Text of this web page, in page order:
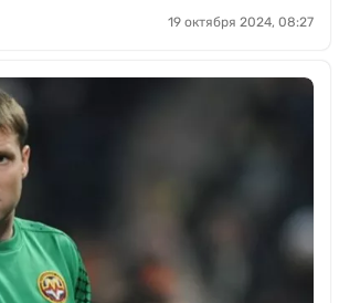
19 октября 2024, 08:27